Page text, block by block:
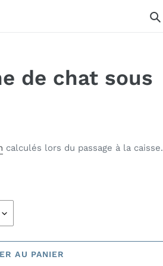
de chat sous
calculés lors du passage à la caisse.
AU PANIER